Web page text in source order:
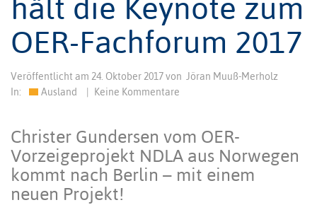
hält die Keynote zum
OER-Fachforum 2017
Veröffentlicht am 24. Oktober 2017von Jöran Muuß-Merholz
In:
Ausland Keine Kommentare
Christer Gundersen vom OER-
Vorzeigeprojekt NDLA aus Norwegen
kommt nach Berlin – mit einem
neuen Projekt!